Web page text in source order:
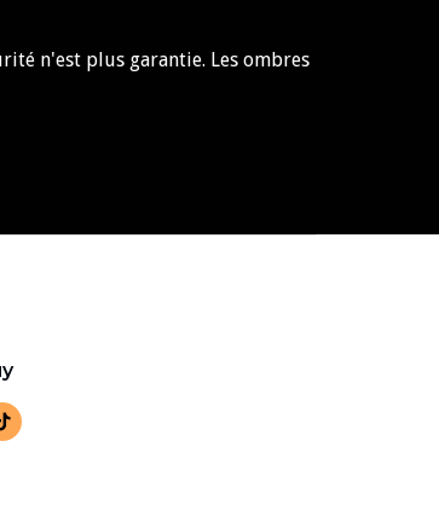
n'est plus garantie. Les ombres